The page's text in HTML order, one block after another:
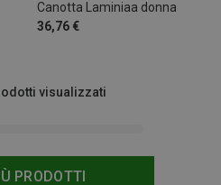
Canotta Laminiaa donna
36,76 €
PRODOTTI
visualizzati